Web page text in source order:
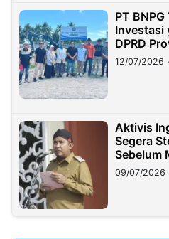
PT
Investasi
DPRD
12/07/2026
Aktivis
Segera
Sebelum
Longsor
09/07/2026